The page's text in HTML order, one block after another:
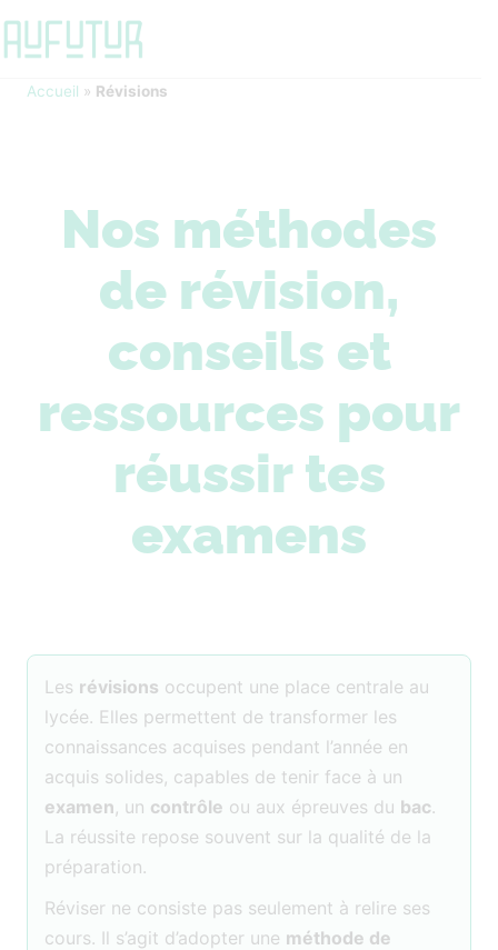
Accueil » Révisions
Nos méthodes
de révision,
conseils et
ressources pour
réussir tes
examens
Les révisions occupent une place centrale au
lycée. Elles permettent de transformer les
connaissances acquises pendant l’année en
acquis solides, capables de tenir face à un
examen, un contrôle ou aux épreuves du bac.
La réussite repose souvent sur la qualité de la
préparation.
Réviser ne consiste pas seulement à relire ses
cours. Il s’agit d’adopter une méthode de